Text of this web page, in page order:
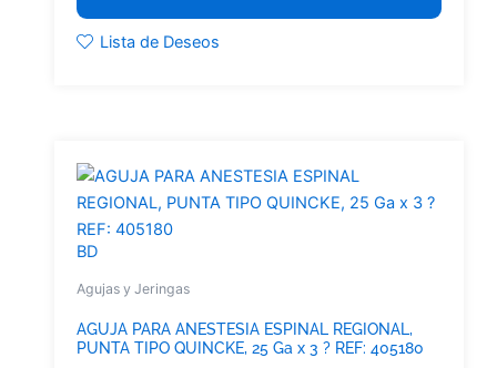
Lista de Deseos
BD
Agujas y Jeringas
AGUJA PARA ANESTESIA ESPINAL REGIONAL,
PUNTA TIPO QUINCKE, 25 Ga x 3 ? REF: 405180